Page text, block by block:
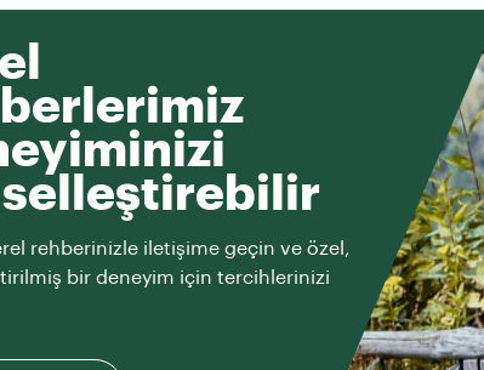
rehberinizle iletişime geçin ve özel,
bir deneyim için tercihlerinizi